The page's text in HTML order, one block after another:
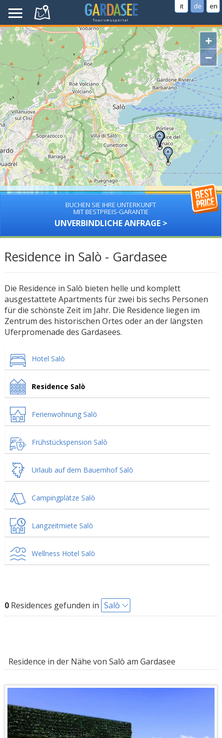
it de en
+
−
BUCHEN SIE IHRE UNTERKUNFT
MIT BESTPREIS-GARANTIE
UNVERBINDLICHE ANFRAGE >
Residence in Salò - Gardasee
Die Residence in Salò bieten helle und komplett
ausgestattete Apartments für zwei bis sechs Personen
für die schönste Zeit im Jahr. Die Residence liegen im
Zentrum des historischen Ortes oder an der längsten
Uferpromenade des Gardasees.
Hotel Salò
Residence Salò
Ferienwohnung Salò
Frühstückspension Salò
Urlaub auf dem Bauernhof Salò
Campingplätze Salò
Langzeitmiete Salò
Wellness Hotel Salò
0Residences gefunden in Salò
Residence in der Nähe von Salò am Gardasee